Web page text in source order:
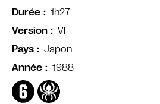
Durée
1h27
Version
VF
Pays
Japon
Année
1988